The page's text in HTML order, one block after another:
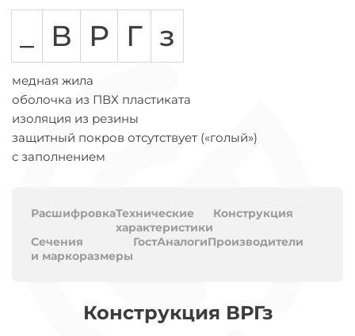
В Р Г з
медная жила
оболочка из ПВХ пластиката
изоляция из резины
защитный покров отсутствует («голый»)
с заполнением
РасшифровкаТехнические
характеристики
Конструкция
Сечения
и маркоразмеры
ГостАналогиПроизводители
Конструкция ВРГз